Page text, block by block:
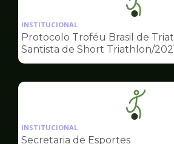
Ilustração
da
pagina
de
INSTITUCIONAL
Protocolo Troféu Brasil de
Santista de Short Triathlon/
Ilustração
da
INSTITUCIONAL
Secretaria de Esportes